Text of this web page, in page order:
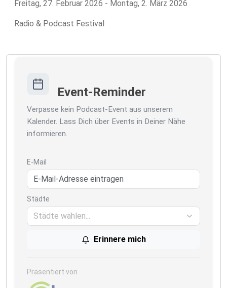
Freitag, 27. Februar 2026 - Montag, 2. März 2026
Radio & Podcast Festival
Event-Reminder
Verpasse kein Podcast-Event aus unserem
Kalender. Lass Dich über Events in Deiner Nähe
informieren.
E-Mail
Städte
Städte wählen...
Erinnere mich
Präsentiert von